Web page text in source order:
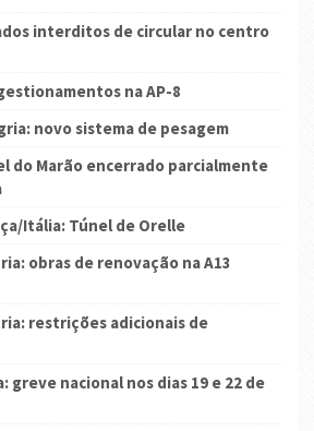
interditos de circular no centro
na AP-8
novo sistema de pesagem
do Marão encerrado parcialmente
Itália: Túnel de Orelle
obras de renovação na A13
restrições adicionais de
greve nacional nos dias 19 e 22 de